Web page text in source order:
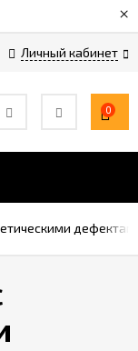
×
Личный кабинет
0